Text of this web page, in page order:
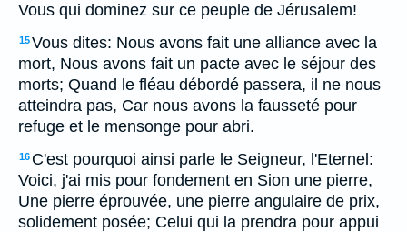
Vous qui dominez sur ce peuple de Jérusalem!
15Vous dites: Nous avons fait une alliance avec la
mort, Nous avons fait un pacte avec le séjour des
morts; Quand le fléau débordé passera, il ne nous
atteindra pas, Car nous avons la fausseté pour
refuge et le mensonge pour abri.
16 C'est pourquoi ainsi parle le Seigneur, l'Eternel:
Voici, j'ai mis pour fondement en Sion une pierre,
Une pierre éprouvée, une pierre angulaire de prix,
solidement posée; Celui qui la prendra pour appui